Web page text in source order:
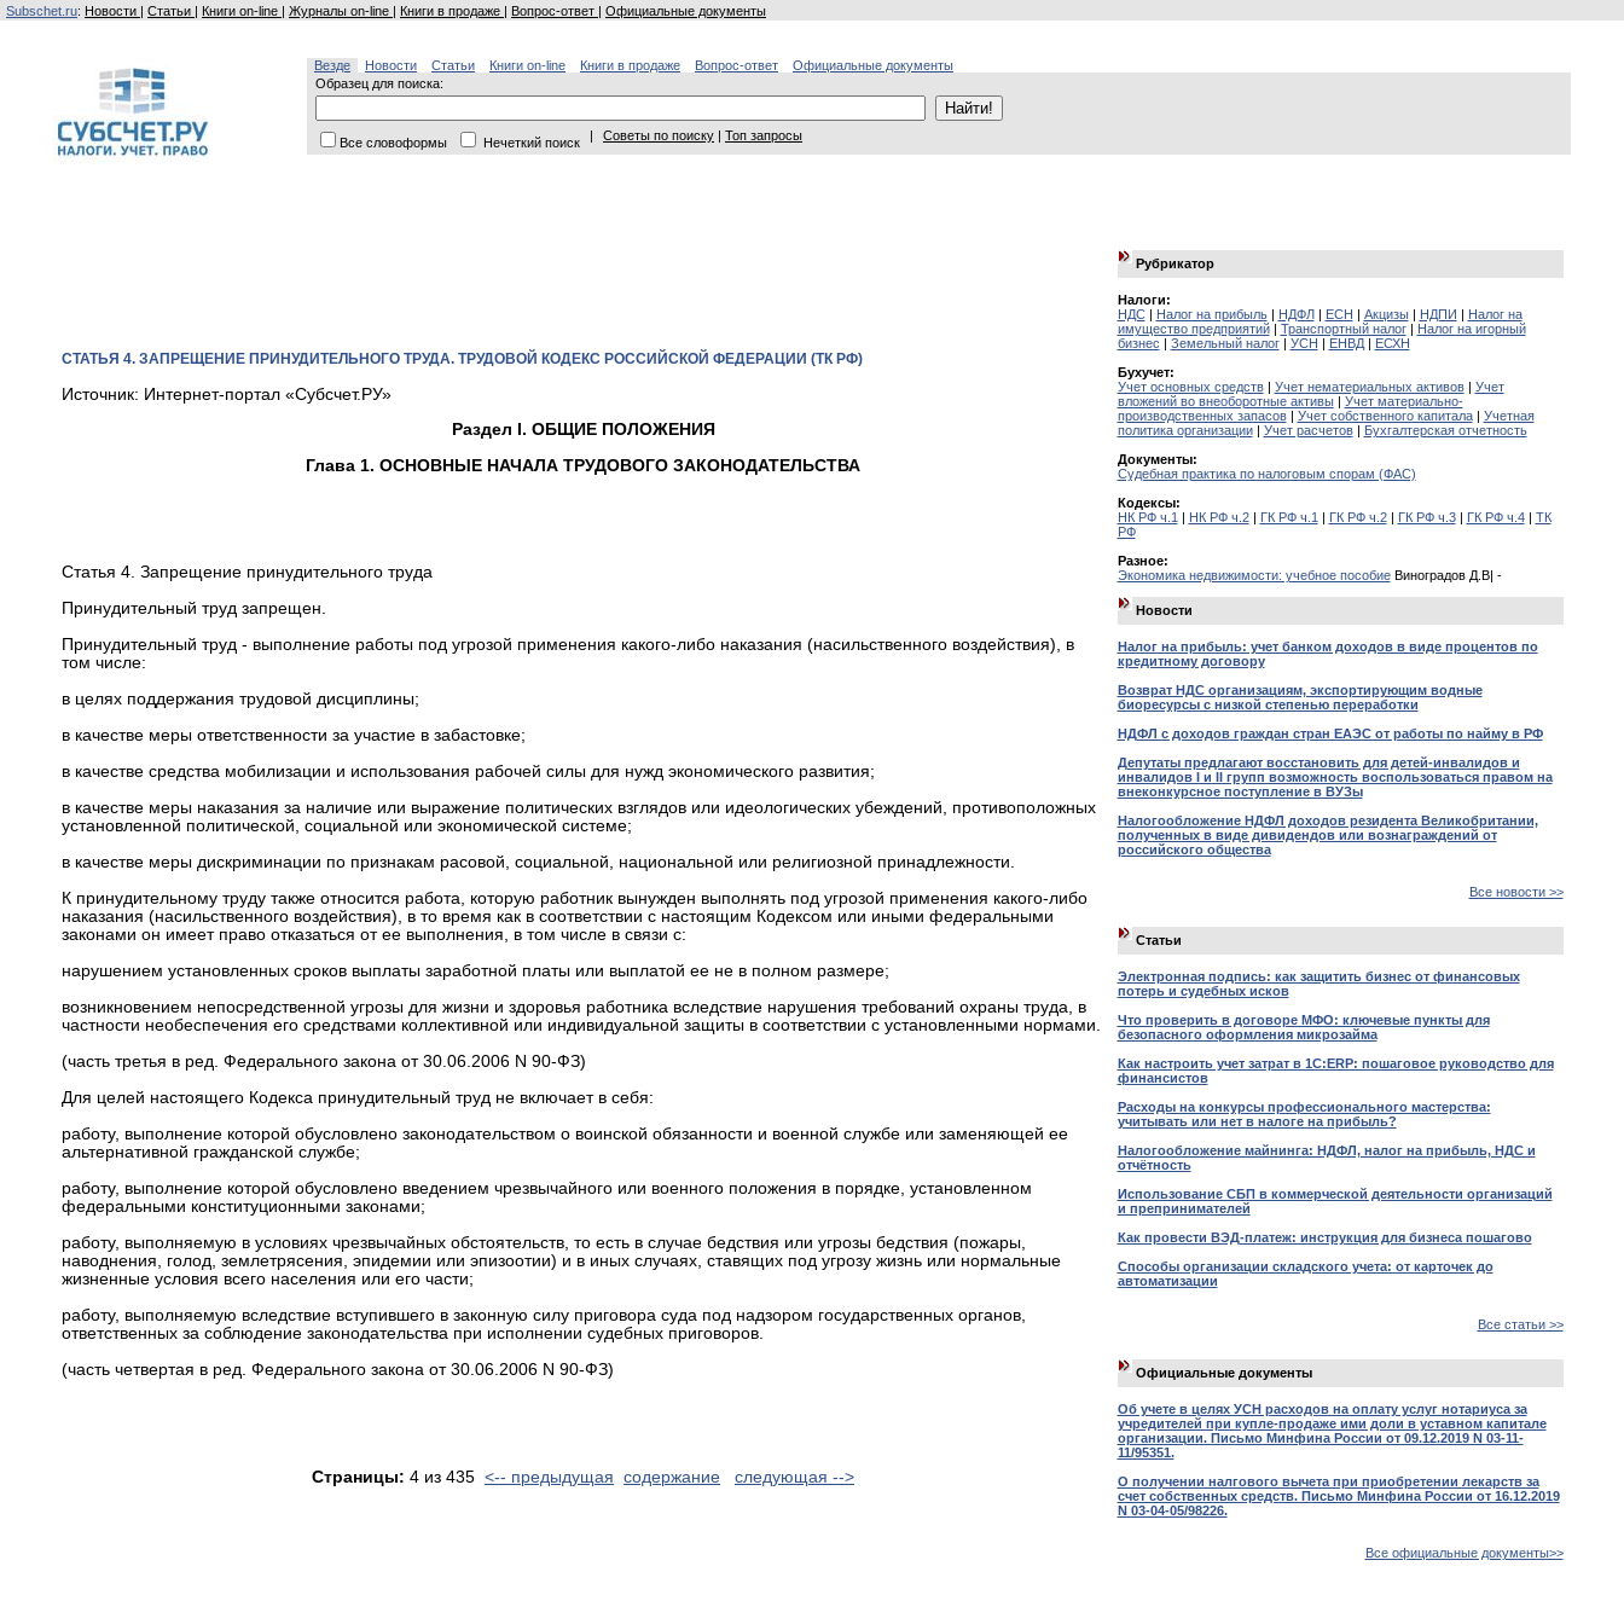
Subschet.ru: Новости | Статьи | Книги on-line | Журналы on-line | Книги в продаже | Вопрос-ответ | Официальные документы
Везде Новости Статьи Книги on-line Книги в продаже Вопрос-ответ
Официальные документы
Образец для поиска:
Все словоформы Нечеткий поиск | Советы по поиску | Топ запросы
СТАТЬЯ 4. ЗАПРЕЩЕНИЕ ПРИНУДИТЕЛЬНОГО ТРУДА. ТРУДОВОЙ КОДЕКС РОССИЙСКОЙ ФЕДЕРАЦИИ (ТК РФ)
Источник: Интернет-портал «Субсчет.РУ»
Раздел I. ОБЩИЕ ПОЛОЖЕНИЯ
Глава 1. ОСНОВНЫЕ НАЧАЛА ТРУДОВОГО ЗАКОНОДАТЕЛЬСТВА
Статья 4. Запрещение принудительного труда
Принудительный труд запрещен.
Принудительный труд - выполнение работы под угрозой применения какого-либо наказания (насильственного воздействия), в
том числе:
в целях поддержания трудовой дисциплины;
в качестве меры ответственности за участие в забастовке;
в качестве средства мобилизации и использования рабочей силы для нужд экономического развития;
в качестве меры наказания за наличие или выражение политических взглядов или идеологических убеждений, противоположных
установленной политической, социальной или экономической системе;
в качестве меры дискриминации по признакам расовой, социальной, национальной или религиозной принадлежности.
К принудительному труду также относится работа, которую работник вынужден выполнять под угрозой применения какого-либо
наказания (насильственного воздействия), в то время как в соответствии с настоящим Кодексом или иными федеральными
законами он имеет право отказаться от ее выполнения, в том числе в связи с:
нарушением установленных сроков выплаты заработной платы или выплатой ее не в полном размере;
возникновением непосредственной угрозы для жизни и здоровья работника вследствие нарушения требований охраны труда, в
частности необеспечения его средствами коллективной или индивидуальной защиты в соответствии с установленными нормами.
(часть третья в ред. Федерального закона от 30.06.2006 N 90-ФЗ)
Для целей настоящего Кодекса принудительный труд не включает в себя:
работу, выполнение которой обусловлено законодательством о воинской обязанности и военной службе или заменяющей ее
альтернативной гражданской службе;
работу, выполнение которой обусловлено введением чрезвычайного или военного положения в порядке, установленном
федеральными конституционными законами;
работу, выполняемую в условиях чрезвычайных обстоятельств, то есть в случае бедствия или угрозы бедствия (пожары,
наводнения, голод, землетрясения, эпидемии или эпизоотии) и в иных случаях, ставящих под угрозу жизнь или нормальные
жизненные условия всего населения или его части;
работу, выполняемую вследствие вступившего в законную силу приговора суда под надзором государственных органов,
ответственных за соблюдение законодательства при исполнении судебных приговоров.
(часть четвертая в ред. Федерального закона от 30.06.2006 N 90-ФЗ)
Страницы: 4 из 435 <-- предыдущая cодержание следующая -->
Рубрикатор
Налоги:
НДС| Налог на прибыль| НДФЛ| ЕСН | Акцизы| НДПИ | Налог на
имущество предприятий| Транспортный налог| Налог на игорный
бизнес | Земельный налог| УСН | ЕНВД| ЕСХН
Бухучет:
Учет основных средств| Учет нематериальных активов| Учет
вложений во внеоборотные активы| Учет материально-
производственных запасов| Учет собственного капитала| Учетная
политика организации| Учет расчетов| Бухгалтерская отчетность
Документы:
Судебная практика по налоговым спорам (ФАС)
Кодексы:
НК РФ ч.1 | НК РФ ч.2| ГК РФ ч.1 | ГК РФ ч.2| ГК РФ ч.3| ГК РФ ч.4| ТК
РФ
Разное:
Экономика недвижимости: учебное пособиеВиноградов Д.В| -
Новости
Налог на прибыль: учет банком доходов в виде процентов по
кредитному договору
Возврат НДС организациям, экспортирующим водные
биоресурсы с низкой степенью переработки
НДФЛ с доходов граждан стран ЕАЭС от работы по найму в РФ
Депутаты предлагают восстановить для детей-инвалидов и
инвалидов I и II групп возможность воспользоваться правом на
внеконкурсное поступление в ВУЗы
Налогообложение НДФЛ доходов резидента Великобритании,
полученных в виде дивидендов или вознаграждений от
российского общества
Все новости >>
Статьи
Электронная подпись: как защитить бизнес от финансовых
потерь и судебных исков
Что проверить в договоре МФО: ключевые пункты для
безопасного оформления микрозайма
Как настроить учет затрат в 1С:ERP: пошаговое руководство для
финансистов
Расходы на конкурсы профессионального мастерства:
учитывать или нет в налоге на прибыль?
Налогообложение майнинга: НДФЛ, налог на прибыль, НДС и
отчётность
Использование СБП в коммерческой деятельности организаций
и препринимателей
Как провести ВЭД-платеж: инструкция для бизнеса пошагово
Способы организации складского учета: от карточек до
автоматизации
Все статьи >>
Официальные документы
Об учете в целях УСН расходов на оплату услуг нотариуса за
учредителей при купле-продаже ими доли в уставном капитале
организации. Письмо Минфина России от 09.12.2019 N 03-11-
11/95351.
О получении налгового вычета при приобретении лекарств за
счет собственных средств. Письмо Минфина России от 16.12.2019
N 03-04-05/98226.
Все официальные документы>>